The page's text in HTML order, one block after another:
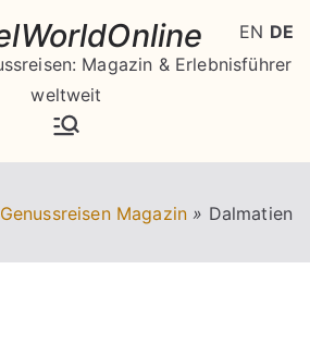
Magazin & Erlebnisführer
weltweit
Genussreisen Magazin » Dalmatien
EN DE